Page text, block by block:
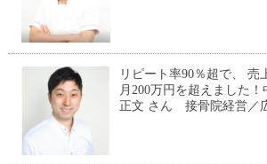
リピート率90％超で、 売
月200万円を超えました！
正文 さん 接骨院経営／